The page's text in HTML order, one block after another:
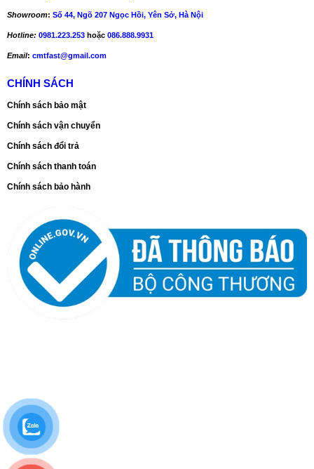
Showroom: Số 44, Ngõ 207 Ngọc Hồi, Yên Sở, Hà Nội
Hotline: 0981.223.253 hoặc086.888.9931
Email: cmtfast@gmail.com
CHÍNH SÁCH
Chính sách bảo mật
Chính sách vận chuyển
Chính sách đổi trả
Chính sách thanh toán
Chính sách bảo hành